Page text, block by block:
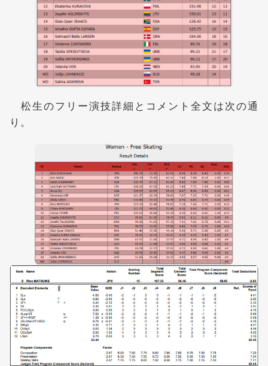
松生のフリー演技詳細とコメント全文は次の通
り。